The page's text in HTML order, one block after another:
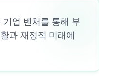
업 벤처를 통해 부
과 재정적 미래에